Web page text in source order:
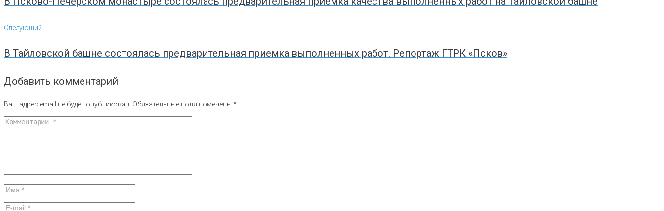
Следующий
Следующий
В Тайловской башне состоялась предварительная приемка выполненных работ. Репортаж ГТРК «Псков»
Добавить комментарий
Ваш адрес email не будет опубликован. Обязательные поля помечены *